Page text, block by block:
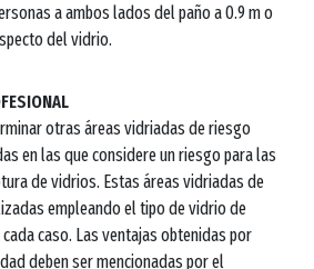
a ambos lados del paño a 0.9 m o
del vidrio.
otras áreas vidriadas de riesgo
en las que considere un riesgo para las
de vidrios. Estas áreas vidriadas de
empleando el tipo de vidrio de
caso. Las ventajas obtenidas por
deben ser mencionadas por el